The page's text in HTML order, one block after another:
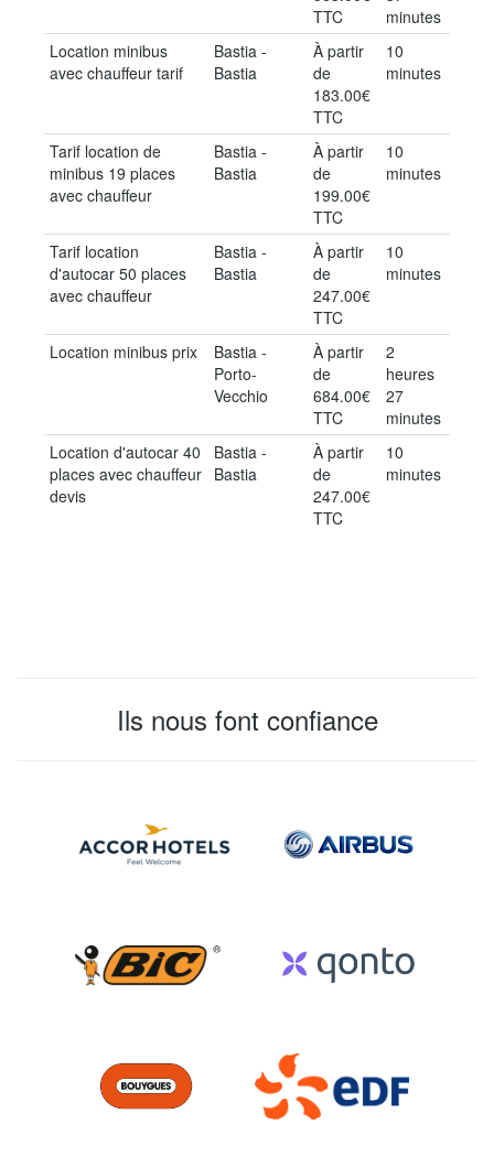
TTC
minutes
Location minibus
avec chauffeur tarif
Bastia -
Bastia
À partir
de
183.00€
TTC
10
minutes
Tarif location de
minibus 19 places
avec chauffeur
Bastia -
Bastia
À partir
de
199.00€
TTC
10
minutes
Tarif location
d'autocar 50 places
avec chauffeur
Bastia -
Bastia
À partir
de
247.00€
TTC
10
minutes
Location minibus prix
Bastia -
Porto-
Vecchio
À partir
de
684.00€
TTC
2
heures
27
minutes
Location d'autocar 40
places avec chauffeur
devis
Bastia -
Bastia
À partir
de
247.00€
TTC
10
minutes
Ils nous font confiance